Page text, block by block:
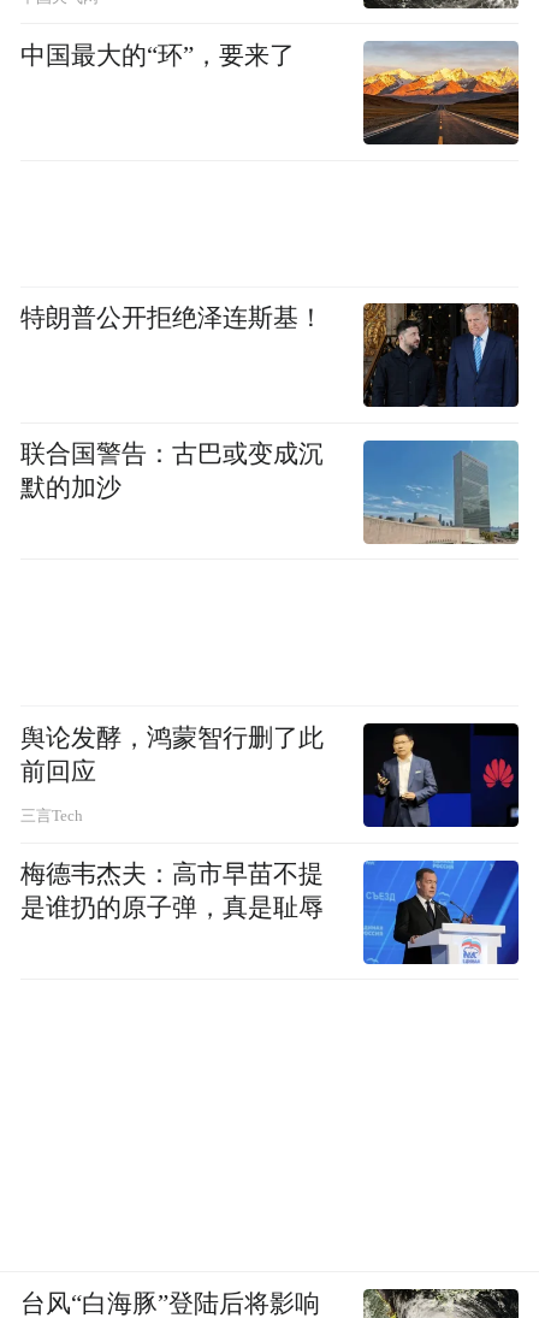
中国最大的“环”，要来了
特朗普公开拒绝泽连斯基！
联合国警告：古巴或变成沉
默的加沙
舆论发酵，鸿蒙智行删了此
前回应
三言Tech
梅德韦杰夫：高市早苗不提
是谁扔的原子弹，真是耻辱
台风“白海豚”登陆后将影响